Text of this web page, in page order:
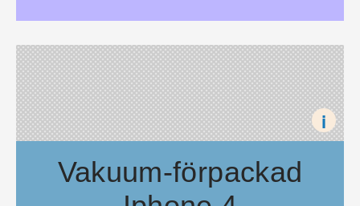
Precis som ryktena sade finns The Beatles numer i Apples
i
Vakuum-förpackad